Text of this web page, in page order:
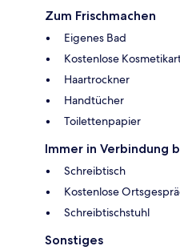
Zum Frischmachen
Eigenes Bad
Kostenlose
Haartrockner
Handtücher
Toilettenpapier
Immer in Verbindung
Schreibtisch
Kostenlose
Schreibtischstuhl
Sonstiges